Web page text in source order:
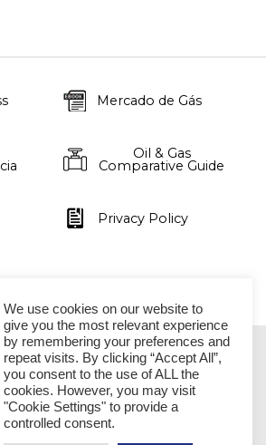
Mercado de Gás
Oil & Gas
Comparative Guide
Privacy Policy
SÃO PAULO
VITÓRIA
We use cookies on our website to
give you the most relevant experience
by remembering your preferences and
repeat visits. By clicking “Accept All”,
you consent to the use of ALL the
cookies. However, you may visit
"Cookie Settings" to provide a
controlled consent.